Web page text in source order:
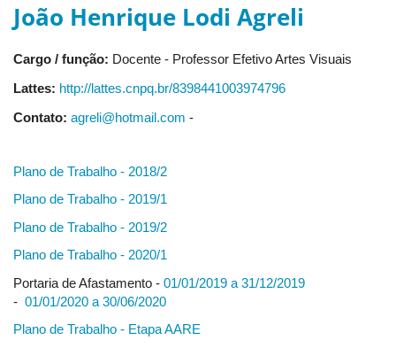
João Henrique Lodi Agreli
Cargo / função: Docente - Professor Efetivo Artes Visuais
Lattes: http://lattes.cnpq.br/8398441003974796
Contato: agreli@hotmail.com -
Plano de Trabalho - 2018/2
Plano de Trabalho - 2019/1
Plano de Trabalho - 2019/2
Plano de Trabalho - 2020/1
Portaria de Afastamento - 01/01/2019 a 31/12/2019
- 01/01/2020 a 30/06/2020
Plano de Trabalho - Etapa AARE